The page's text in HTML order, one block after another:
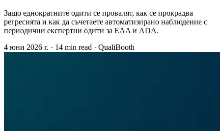
Защо еднократните одити се провалят, как се прокрадва
регресията и как да съчетаете автоматизирано наблюдение с
периодични експертни одити за EAA и ADA.
4 юни 2026 г. · 14 min read · QualiBooth